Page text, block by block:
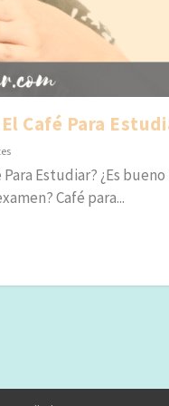
Café Para
Para Estudiar? ¿Es bueno
Café para...